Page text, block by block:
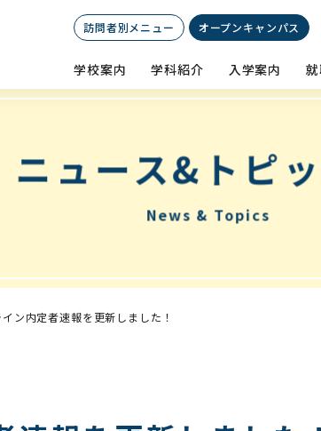
訪問者別メニュー オープンキャンパス
学校案内 学科紹介 入学案内
ニュース&トピ
News & Topics
ン内定者速報を更新しました！